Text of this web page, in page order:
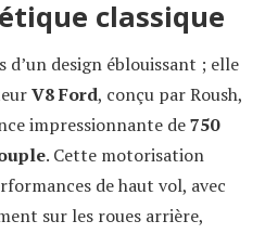
classique
d’un design éblouissant ; elle
V8 Ford, conçu par Roush,
impressionnante de750
. Cette motorisation
de haut vol, avec
sur les roues arrière,